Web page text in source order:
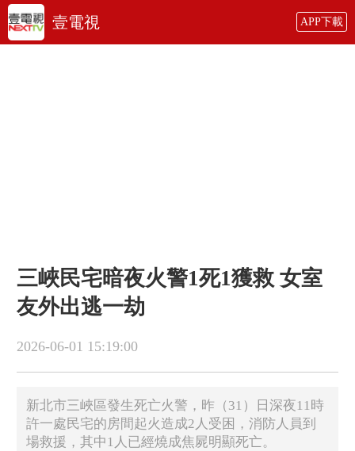
壹電視 APP下載
三峽民宅暗夜火警1死1獲救 女室
友外出逃一劫
2026-06-01 15:19:00
新北市三峽區發生死亡火警，昨（31）日深夜11時
許一處民宅的房間起火造成2人受困，消防人員到
場救援，其中1人已經燒成焦屍明顯死亡。